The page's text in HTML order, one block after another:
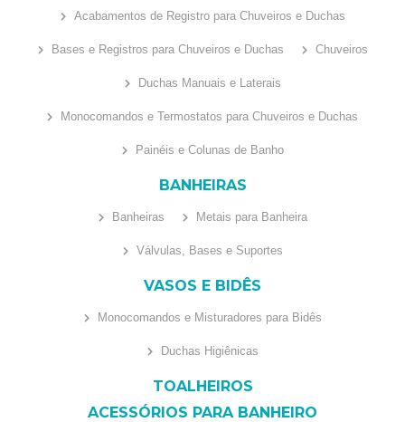
Acabamentos de Registro para Chuveiros e Duchas
Bases e Registros para Chuveiros e Duchas Chuveiros
Duchas Manuais e Laterais
Monocomandos e Termostatos para Chuveiros e Duchas
Painéis e Colunas de Banho
BANHEIRAS
Banheiras Metais para Banheira
Válvulas, Bases e Suportes
VASOS E BIDÊS
Monocomandos e Misturadores para Bidês
Duchas Higiênicas
TOALHEIROS
ACESSÓRIOS PARA BANHEIRO